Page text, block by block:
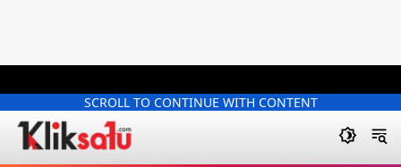
SCROLL TO CONTINUE WITH CONTENT